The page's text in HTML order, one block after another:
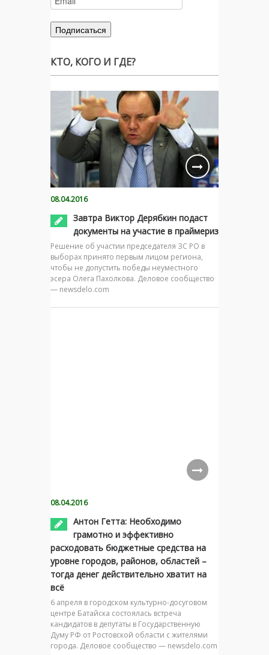
КТО, КОГО И ГДЕ?
08.04.2016
Завтра Виктор Дерябкин подаст
документы на участие в праймериз
Решение об участии председателя ЗС РО в
выборах принято первым лицом региона,
чтобы не допустить победы неуместного
эсера Олега Пахолкова. Деловое сообщество
— newsdelo.com
08.04.2016
Антон Гетта: Необходимо
грамотно и эффективно
расходовать бюджетные средства на
уровне городов, районов, областей –
тогда денег действительно хватит на
всё
6 апреля в городском культурно-досуговом
центре Батайска состоялась встреча
кандидатов в депутаты в Государственную
Думу РФ от Ростовской области с жителями
города. Деловое сообщество — newsdelo.com